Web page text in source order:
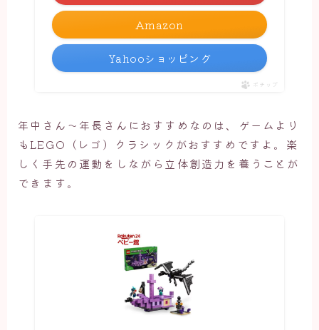
Amazon
Yahooショッピング
ポチップ
年中さん～年長さんにおすすめなのは、ゲームより
もLEGO（レゴ）クラシックがおすすめですよ。楽
しく手先の運動をしながら立体創造力を養うことが
できます。